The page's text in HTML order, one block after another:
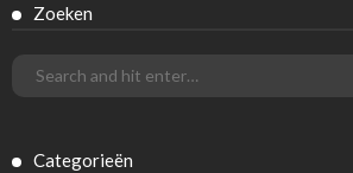
Zoeken
Categorieën